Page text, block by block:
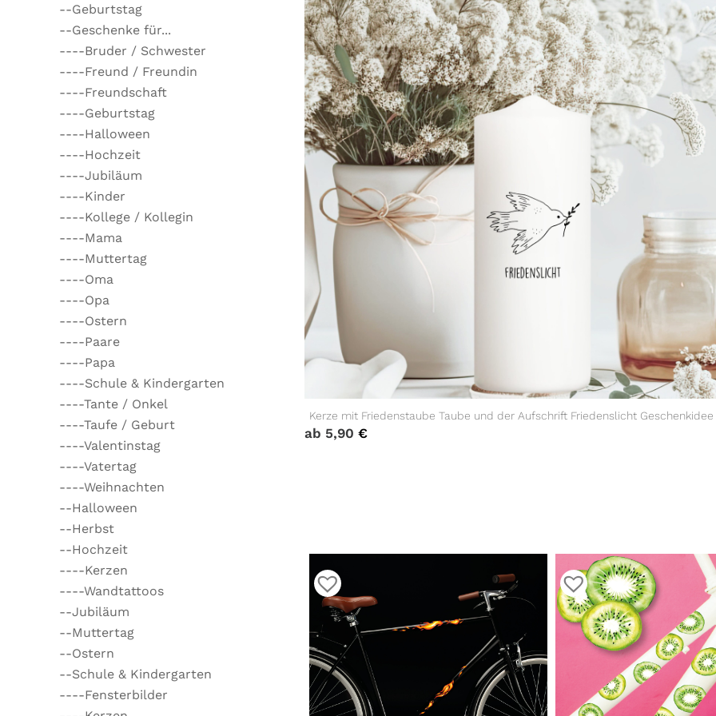
--Geburtstag
--Geschenke für...
----Bruder / Schwester
----Freund / Freundin
----Freundschaft
----Geburtstag
----Halloween
----Hochzeit
----Jubiläum
----Kinder
----Kollege / Kollegin
----Mama
----Muttertag
----Oma
----Opa
----Ostern
----Paare
----Papa
----Schule & Kindergarten
----Tante / Onkel
----Taufe / Geburt
----Valentinstag
----Vatertag
----Weihnachten
--Halloween
--Herbst
--Hochzeit
----Kerzen
----Wandtattoos
--Jubiläum
--Muttertag
--Ostern
--Schule & Kindergarten
----Fensterbilder
Kerze mit Friedenstaube Taube und der Aufschrift Friedenslicht Geschenkidee
ab 5,90 €